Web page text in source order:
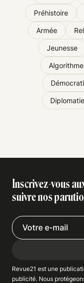
Préhistoire
Armée
Jeunesse
Algorithme
Diplomatie
Inscrivez-vous
suivre nos
Revue21 est une
publicité. Nous